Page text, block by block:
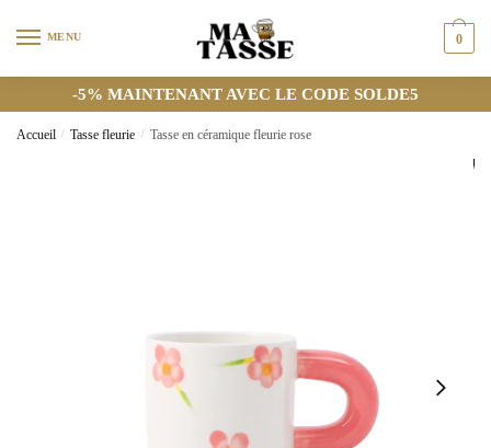
MENU 0
-5% MAINTENANT AVEC LE CODE SOLDE5
Accueil / Tasse fleurie / Tasse en céramique fleurie rose